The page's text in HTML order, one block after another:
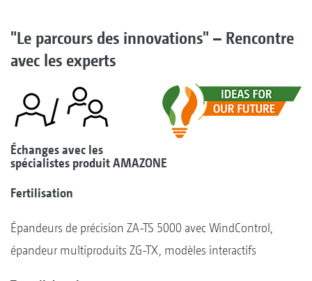
"Le parcours des innovations" – Rencontre
avec les experts
Échanges avec les
spécialistes produit AMAZONE
Fertilisation
Épandeurs de précision ZA-TS 5000 avec WindControl,
épandeur multiproduits ZG-TX, modèles interactifs